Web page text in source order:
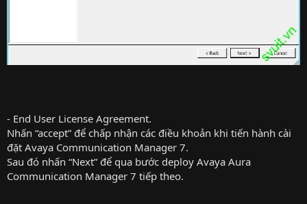
- End User License Agreement.
Nhấn “accept” để chấp nhận các điều khoản khi tiến hành cài
đặt Avaya Communication Manager 7.
Sau đó nhấn “Next” để qua bước deploy Avaya Aura
Communication Manager 7 tiếp theo.